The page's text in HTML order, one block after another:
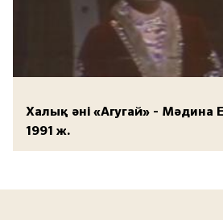
Халық әні «Агугай» - Мәдина
1991 ж.